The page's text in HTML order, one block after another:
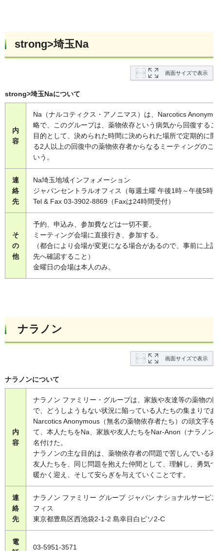
strong>埼玉Na
画面サイズで表示
strong>埼玉Naについて
内
容
Na（ナルコティクス・アノニマス）は、Narcotics
略で、このグループは、薬物依存という病気から回復する
目的として、決められた時間に決められた場所で定期的に
る2人以上の回復中の薬物依存者からなるミーティングのこ
いう。
連
絡
先
Na埼玉地域インフォメーション
ジャパンセントラルオフィス（毎週土曜 午後1時～午後5時
Tel & Fax 03-3902-8869（Faxは24時間受付）
そ
の
他
予約、申込み、参加費などは一切不要。
ミーティング会場に直接行き、参加する。
（都合により会場が変更になる場合があるので、事前に上
先へ確認すること）
金曜日の会場は本人のみ。
ナラノン
画面サイズで表示
ナラノンについて
内
容
ナラノン ファミリー・グループは、家族や友達等の薬物の
で、どうしようもない状況に陥っている人たちの集まりで
Narcotics Anonymous（無名の薬物依存者たち）の頭文字を
て、本人たちをNa、家族や友人たちをNar-Anon（ナラノン
名付けた。
ナラノンの主な目的は、薬物依存者の問題で苦しんでいる
友人たちを、同じ問題を抱えた仲間として、理解し、勇気
暖かく迎え、そして安らぎを与えていくことです。
連
絡
先
ナラノン ファミリー グループ ジャパン ナショナルサービ
フィス
東京都豊島区西池袋2-1-2 島幸目白ピソ2-C
電
03-5951-3571